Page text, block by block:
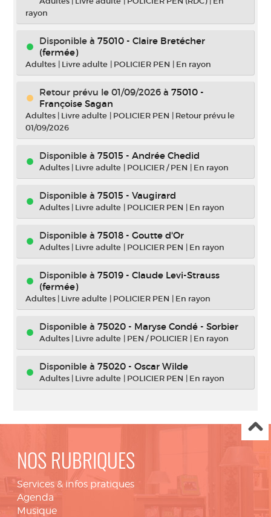
rayon
Disponible à 75010 - Claire Bretécher
(fermée)
Adultes | Livre adulte | POLICIER PEN | En rayon
Retour prévu le 01/09/2026 à 75010 -
Françoise Sagan
Adultes | Livre adulte | POLICIER PEN | Retour prévu le
01/09/2026
Disponible à 75015 - Andrée Chedid
Adultes | Livre adulte | POLICIER / PEN | En rayon
Disponible à 75015 - Vaugirard
Adultes | Livre adulte | POLICIER PEN | En rayon
Disponible à 75018 - Goutte d'Or
Adultes | Livre adulte | POLICIER PEN | En rayon
Disponible à 75019 - Claude Levi-Strauss
(fermée)
Adultes | Livre adulte | POLICIER PEN | En rayon
Disponible à 75020 - Maryse Condé - Sorbier
Adultes | Livre adulte | PEN / POLICIER | En rayon
Disponible à 75020 - Oscar Wilde
Adultes | Livre adulte | POLICIER PEN | En rayon
NOS RUBRIQUES
Services & infos pratiques
Agenda
Musique